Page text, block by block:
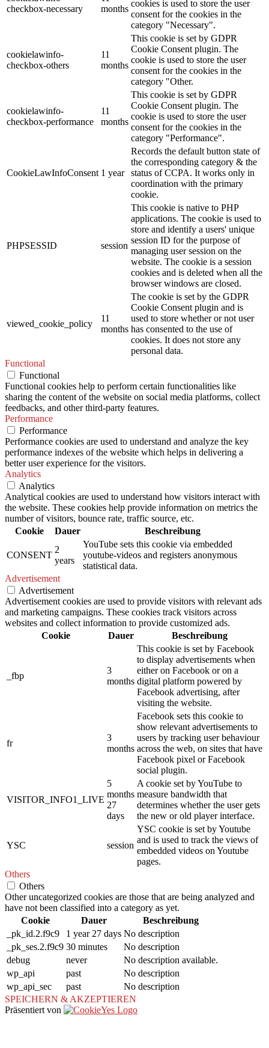
checkbox-necessary
months
cookies is used to store the user
consent for the cookies in the
category "Necessary".
cookielawinfo-
checkbox-others
11
months
This cookie is set by GDPR
Cookie Consent plugin. The
cookie is used to store the user
consent for the cookies in the
category "Other.
cookielawinfo-
checkbox-performance
11
months
This cookie is set by GDPR
Cookie Consent plugin. The
cookie is used to store the user
consent for the cookies in the
category "Performance".
CookieLawInfoConsent 1 year
Records the default button state of
the corresponding category & the
status of CCPA. It works only in
coordination with the primary
cookie.
PHPSESSID session
This cookie is native to PHP
applications. The cookie is used to
store and identify a users' unique
session ID for the purpose of
managing user session on the
website. The cookie is a session
cookies and is deleted when all the
browser windows are closed.
viewed_cookie_policy
11
months
The cookie is set by the GDPR
Cookie Consent plugin and is
used to store whether or not user
has consented to the use of
cookies. It does not store any
personal data.
Functional
Functional
Functional cookies help to perform certain functionalities like
sharing the content of the website on social media platforms, collect
feedbacks, and other third-party features.
Performance
Performance
Performance cookies are used to understand and analyze the key
performance indexes of the website which helps in delivering a
better user experience for the visitors.
Analytics
Analytics
Analytical cookies are used to understand how visitors interact with
the website. These cookies help provide information on metrics the
number of visitors, bounce rate, traffic source, etc.
Cookie
Dauer Beschreibung
CONSENT
2
years
YouTube sets this cookie via embedded
youtube-videos and registers anonymous
statistical data.
Advertisement
Advertisement
Advertisement cookies are used to provide visitors with relevant ads
and marketing campaigns. These cookies track visitors across
websites and collect information to provide customized ads.
Cookie
Dauer Beschreibung
_fbp
3
months
This cookie is set by Facebook
to display advertisements when
either on Facebook or on a
digital platform powered by
Facebook advertising, after
visiting the website.
fr
3
months
Facebook sets this cookie to
show relevant advertisements to
users by tracking user behaviour
across the web, on sites that have
Facebook pixel or Facebook
social plugin.
VISITOR_INFO1_LIVE
5
months
27
days
A cookie set by YouTube to
measure bandwidth that
determines whether the user gets
the new or old player interface.
YSC session
YSC cookie is set by Youtube
and is used to track the views of
embedded videos on Youtube
pages.
Others
Others
Other uncategorized cookies are those that are being analyzed and
have not been classified into a category as yet.
Cookie
Dauer
Beschreibung
_pk_id.2.f9c9
1 year 27 days No description
_pk_ses.2.f9c9 30 minutes
No description
debug
never
No description available.
wp_api
past
No description
wp_api_sec
past
No description
SPEICHERN & AKZEPTIEREN
Präsentiert von